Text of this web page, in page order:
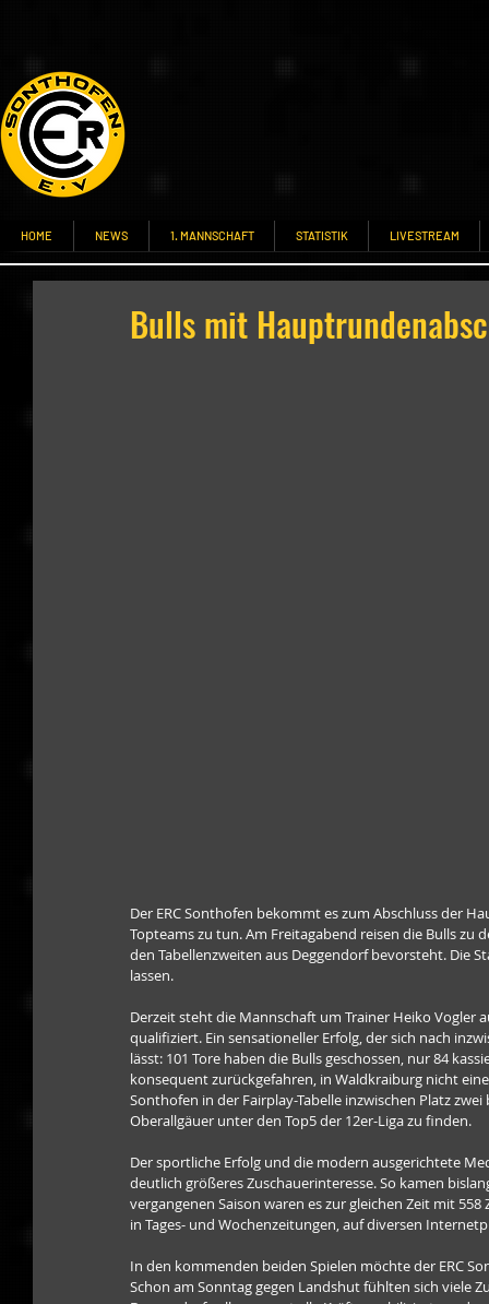
HOME NEWS 1. MANNSCHAFT STATISTIK LIVESTREAM
Bulls mit
Der ERC Sonthofen bekommt es zum Abschluss der
Topteams zu tun. Am Freitagabend reisen die Bulls zu
den Tabellenzweiten aus Deggendorf bevorsteht. Die
lassen.
Derzeit steht die Mannschaft um Trainer Heiko Vogler
qualifiziert. Ein sensationeller Erfolg, der sich nach
lässt: 101 Tore haben die Bulls geschossen, nur 84
konsequent zurückgefahren, in Waldkraiburg nicht
Sonthofen in der Fairplay-Tabelle inzwischen Platz
Oberallgäuer unter den Top5 der 12er-Liga zu finden.
Der sportliche Erfolg und die modern ausgerichtete
deutlich größeres Zuschauerinteresse. So kamen
vergangenen Saison waren es zur gleichen Zeit mit
in Tages- und Wochenzeitungen, auf diversen
In den kommenden beiden Spielen möchte der ERC
Schon am Sonntag gegen Landshut fühlten sich viele